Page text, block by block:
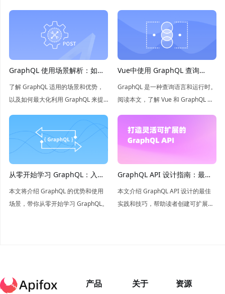
GraphQL 使用场景解析：如何
最大化利用 GraphQL？
了解 GraphQL 适用的场景和优势，
以及如何最大化利用 GraphQL 来提
Vue中使用 GraphQL 查询
API：完整教程
GraphQL 是一种查询语言和运行时。
阅读本文，了解 Vue 和 GraphQL 的
GraphQL 查询 API。”
从零开始学习 GraphQL：入门
指南和教程
本文将介绍 GraphQL 的优势和使用
场景，带你从零开始学习 GraphQL。
GraphQL API 设计指南：最佳
实践
本文介绍 GraphQL API 设计的最佳
实践和技巧，帮助读者创建可扩展、
产品
关于
资源